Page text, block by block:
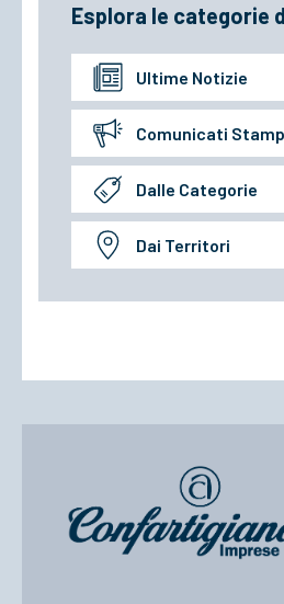
Esplora le categorie
Ultime Notizie
Comunicati
Dalle Categorie
Dai Territori